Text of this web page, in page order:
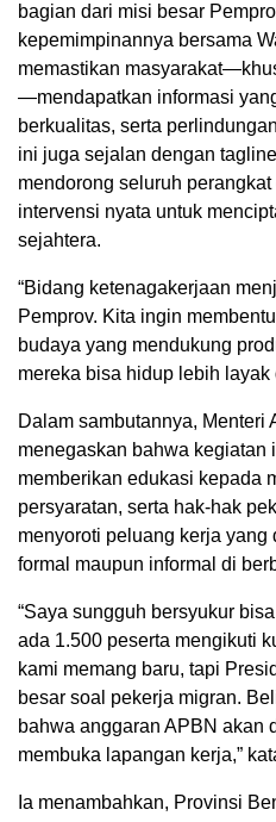
bagian dari misi besar
kepemimpinannya bersama
memastikan
—mendapatkan informasi
berkualitas, serta
ini juga sejalan dengan
mendorong seluruh
intervensi nyata untuk
sejahtera.
“Bidang ketenagakerjaan
Pemprov. Kita ingin
budaya yang mendukung
mereka bisa hidup lebih layak
Dalam sambutannya, Menteri
menegaskan bahwa kegiatan
memberikan edukasi kepada
persyaratan, serta hak-hak
menyoroti peluang kerja yang
formal maupun informal di
“Saya sungguh bersyukur
ada 1.500 peserta mengikuti
kami memang baru, tapi
besar soal pekerja migran.
bahwa anggaran APBN akan
membuka lapangan kerja,”
Ia menambahkan, Provinsi